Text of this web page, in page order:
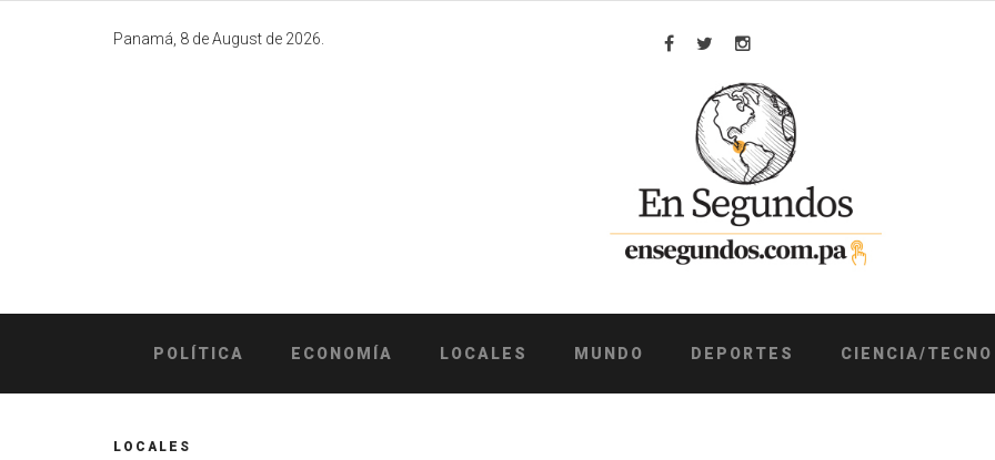
Panamá, 8 de August de 2026.
Facebook
TwitterInstagram
POLÍTICA ECONOMÍA LOCALES MUNDO DEPORTES CIENCIA/TECNO
LOCALES